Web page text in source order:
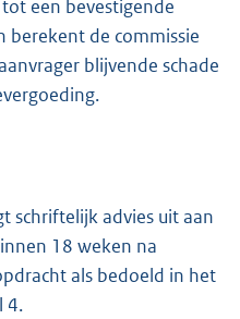
een bevestigende
berekent de commissie
blijvende schade
schriftelijk advies uit aan
18 weken na
als bedoeld in het
4.